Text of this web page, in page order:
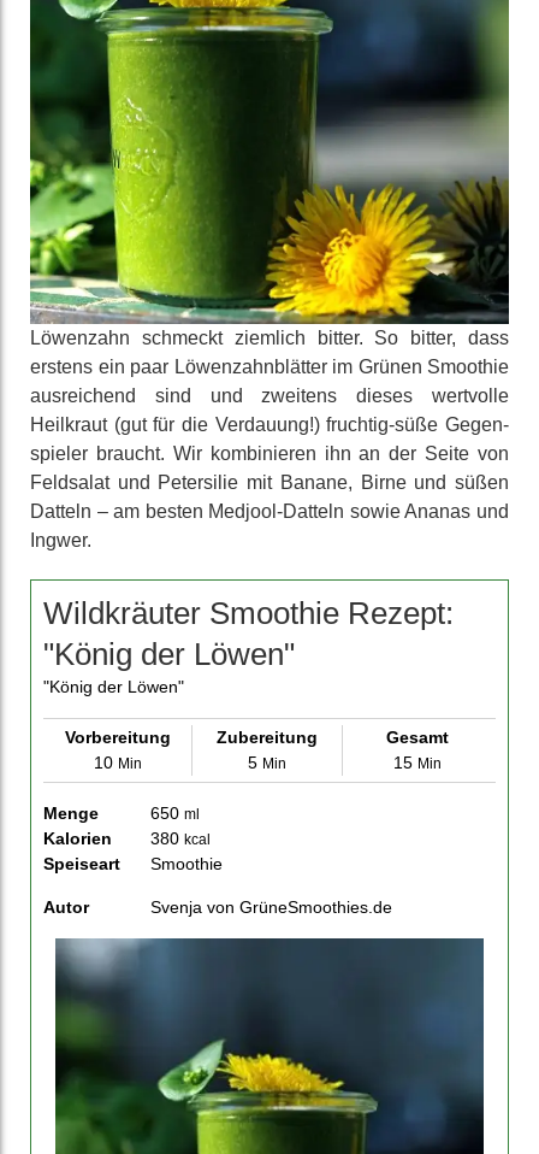
Löwenzahn schmeckt ziemlich bitter. So bitter, dass
erstens ein paar Löwen­zahn­blätter im Grünen Smoothie
aus­reichend sind und zweitens dieses wertvolle
Heilkraut (gut für die Ver­dauung!) fruchtig-süße Gegen­
spieler braucht. Wir kombi­nieren ihn an der Seite von
Feldsalat und Peter­silie mit Banane, Birne und süßen
Datteln – am besten Medjool-Datteln sowie Ananas und
Ingwer.
Wildkräuter Smoothie Rezept:
"König der Löwen"
"König der Löwen"
Vorbereitung
10 Min
Zubereitung
5 Min
Gesamt
15 Min
Menge 650 ml
Kalorien 380 kcal
Speiseart Smoothie
Autor Svenja von GrüneSmoothies.de